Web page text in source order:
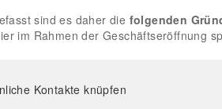
sind es daher die folgenden
im Rahmen der Geschäftseröffnung
Kontakte knüpfen